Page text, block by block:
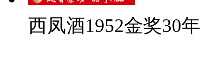
西凤酒1952金奖30年